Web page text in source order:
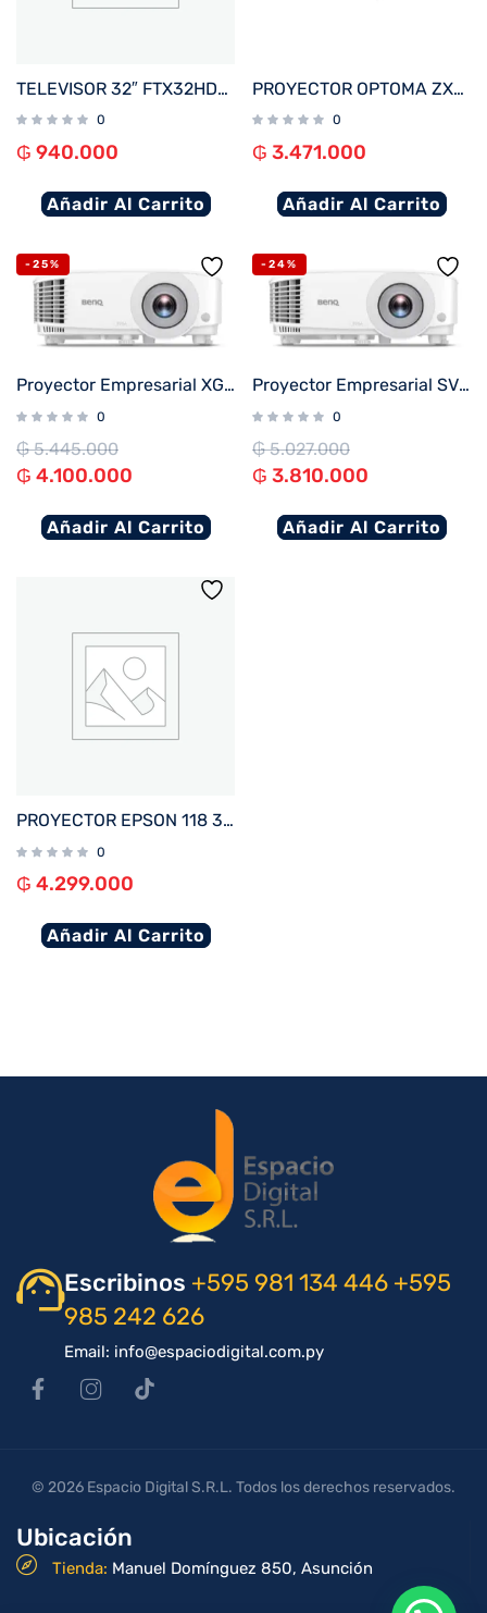
TELEVISOR 32″ FTX32HDV1 HD SMART/HDMI/USB/AND 14 BORDE INFINITO
0
₲ 940.000
Añadir Al Carrito
PROYECTOR OPTOMA ZX300 3500L XGA LASER 3D/2HDMI/VGA/USB/BLANCO
0
₲ 3.471.000
Añadir Al Carrito
-25%
Proyector Empresarial XGA BENQ MX560
0
₲5.445.000
₲ 4.100.000
Añadir Al Carrito
-24%
Proyector Empresarial SVGA BENQ MS560
0
₲5.027.000
₲ 3.810.000
Añadir Al Carrito
PROYECTOR EPSON 118 3800L XGA POWERLITE 3LCD 2VGA%2F2HDMI%2FUSB%2FRED%2FBIVOLT
0
₲ 4.299.000
Añadir Al Carrito
Escribinos +595 981 134 446 +595
985 242 626
Email: info@espaciodigital.com.py
Ubicación
Tienda: Manuel Domínguez 850, Asunción
© 2026 Espacio Digital S.R.L. Todos los derechos reservados.